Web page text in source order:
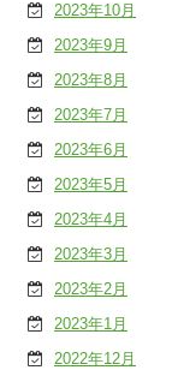
2023年10月
2023年9月
2023年8月
2023年7月
2023年6月
2023年5月
2023年4月
2023年3月
2023年2月
2023年1月
2022年12月